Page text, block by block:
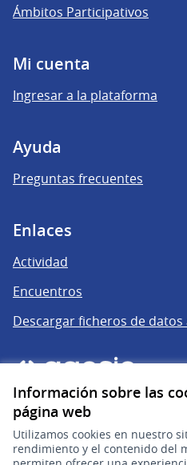
Información sobre las
página web
Utilizamos cookies en nuestro
rendimiento y el contenido del
Ámbitos Participativos
Mi cuenta
Ingresar a la plataforma
Ayuda
Preguntas frecuentes
Enlaces
Actividad
Encuentros
Descargar ficheros de